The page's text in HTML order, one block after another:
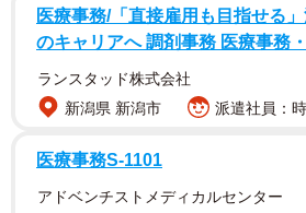
浮気に対して復讐や仕返しをしたか（提供画像
した」と回答。「復讐した」と回答
ると、女性が42.7％、男性が40.6％
医療事務/「直接雇用も目指せる
のキャリアへ 調剤事務 医療事務
ランスタッド株式会社
新潟県 新潟市
派遣社員：
医療事務S-1101
アドベンチストメディカルセンター